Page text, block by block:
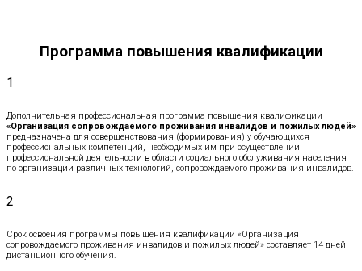
Программа повышения квалификации
1
Дополнительная профессиональная программа повышения квалификации
«Организация сопровождаемого проживания инвалидов и пожилых людей»
предназначена для совершенствования (формирования) у обучающихся
профессиональных компетенций, необходимых им при осуществлении
профессиональной деятельности в области социального обслуживания населения
по организации различных технологий, сопровождаемого проживания инвалидов.
2
Срок освоения программы повышения квалификации «Организация
сопровождаемого проживания инвалидов и пожилых людей» составляет 14 дней
дистанционного обучения.